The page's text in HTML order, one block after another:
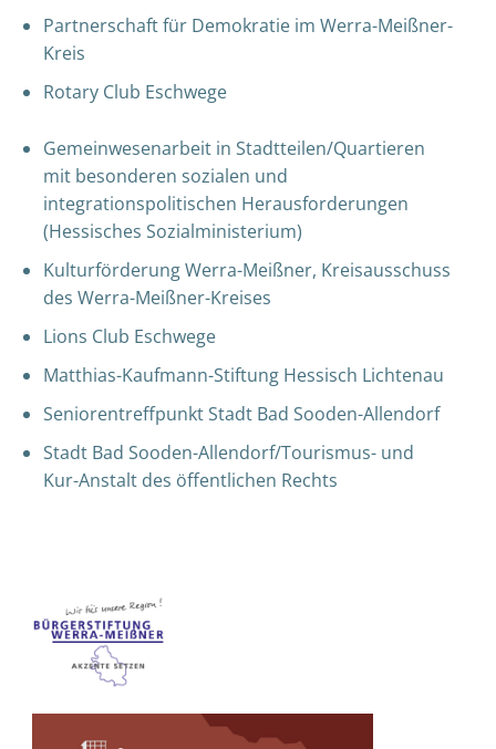
Partnerschaft für Demokratie im Werra-Meißner-
Kreis
Rotary Club Eschwege
Gemeinwesenarbeit in Stadtteilen/Quartieren
mit besonderen sozialen und
integrationspolitischen Herausforderungen
(Hessisches Sozialministerium)
Kulturförderung Werra-Meißner, Kreisausschuss
des Werra-Meißner-Kreises
Lions Club Eschwege
Matthias-Kaufmann-Stiftung Hessisch Lichtenau
Seniorentreffpunkt Stadt Bad Sooden-Allendorf
Stadt Bad Sooden-Allendorf/Tourismus- und
Kur-Anstalt des öffentlichen Rechts